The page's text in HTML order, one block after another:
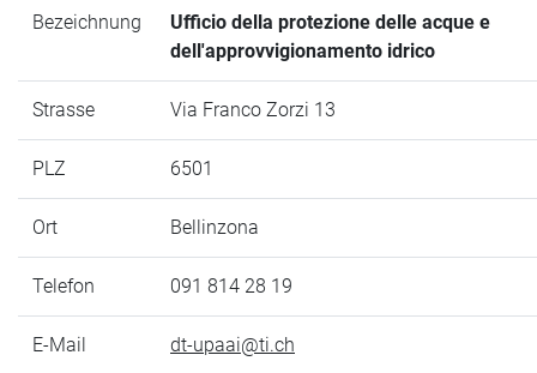
Bezeichnung
Ufficio della protezione delle acque e
dell'approvvigionamento idrico
Strasse Via Franco Zorzi 13
PLZ 6501
Ort Bellinzona
Telefon 091 814 28 19
E-Mail dt-upaai@ti.ch